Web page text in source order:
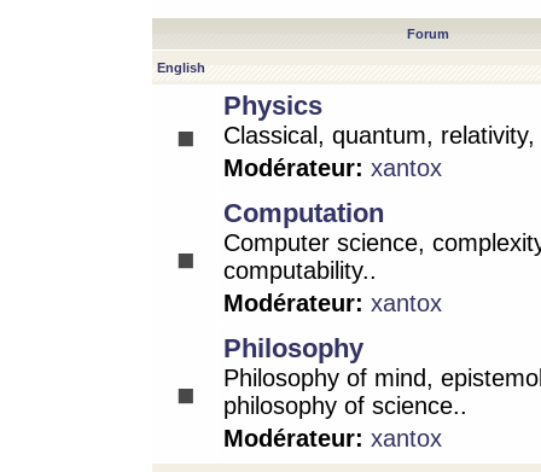
Forum
English
Physics
Classical, quantum,
Modérateur: xantox
Computation
Computer science,
computability..
Modérateur: xantox
Philosophy
Philosophy of mind,
philosophy of science..
Modérateur: xantox